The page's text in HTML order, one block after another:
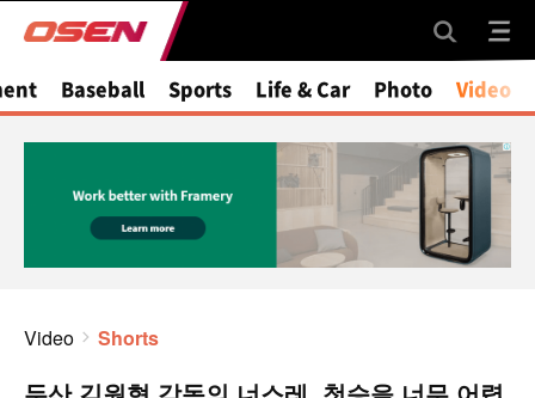
Baseball Sports Life & Car Photo Video
Video Shorts